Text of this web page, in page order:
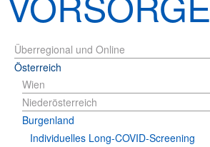
Überregional und Online
Österreich
Wien
Niederösterreich
Burgenland
Individuelles Long-COVID-Screening